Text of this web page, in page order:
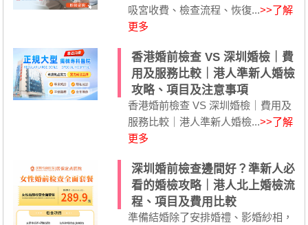
吸宮收費、檢查流程、恢復...>>了解
更多
香港婚前檢查 VS 深圳婚檢｜費
用及服務比較｜港人準新人婚檢
攻略、項目及注意事項
香港婚前檢查 VS 深圳婚檢｜費用及
服務比較｜港人準新人婚檢...>>了解
更多
深圳婚前檢查邊間好？準新人必
看的婚檢攻略｜港人北上婚檢流
程、項目及費用比較
準備結婚除了安排婚禮、影婚紗相，